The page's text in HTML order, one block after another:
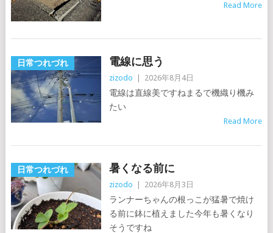
Read More
日常つれづれ 電線に思う
zizodo 2026年8月4日
電線は直線美ですねまるで機織り機み
たい
Read More
日常つれづれ 暑くなる前に
zizodo 2026年8月3日
ランナーちゃんの根っこが猛暑で焼け
る前に鉢に植えました今年も暑くなり
そうですね